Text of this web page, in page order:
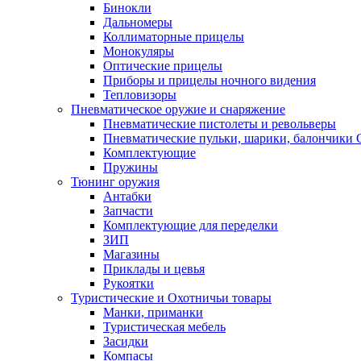
Бинокли
Дальномеры
Коллиматорные прицелы
Монокуляры
Оптические прицелы
Приборы и прицелы ночного видения
Тепловизоры
Пневматическое оружие и снаряжение
Пневматические пистолеты и револьверы
Пневматические пульки, шарики, балончики
Комплектующие
Пружины
Тюнинг оружия
Антабки
Запчасти
Комплектующие для переделки
ЗИП
Магазины
Приклады и цевья
Рукоятки
Туристические и Охотничьи товары
Манки, приманки
Туристическая мебель
Засидки
Компасы